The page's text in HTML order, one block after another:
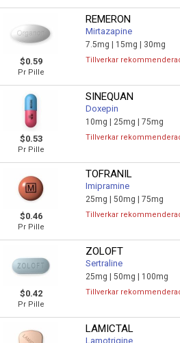
$0.59
Pr Pille
REMERON
Mirtazapine
7.5mg | 15mg | 30mg
Tillverkar
$0.53
Pr Pille
SINEQUAN
Doxepin
10mg | 25mg |75mg
Tillverkar
$0.46
Pr Pille
TOFRANIL
Imipramine
25mg |50mg |75mg
Tillverkar
$0.42
Pr Pille
ZOLOFT
Sertraline
25mg |50mg | 100mg
Tillverkar
LAMICTAL
Lamotrigine